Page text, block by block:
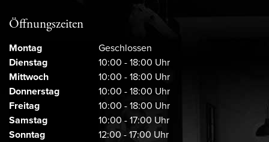
Öffnungszeiten
Montag
Geschlossen
Dienstag
10:00 - 18:00 Uhr
Mittwoch
10:00 - 18:00 Uhr
Donnerstag
10:00 - 18:00 Uhr
Freitag
10:00 - 18:00 Uhr
Samstag
10:00 - 17:00 Uhr
Sonntag
12:00 - 17:00 Uhr